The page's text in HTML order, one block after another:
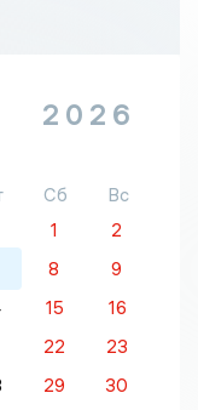
2026
Сб
Вс
1
2
8
9
15
16
22
23
29
30